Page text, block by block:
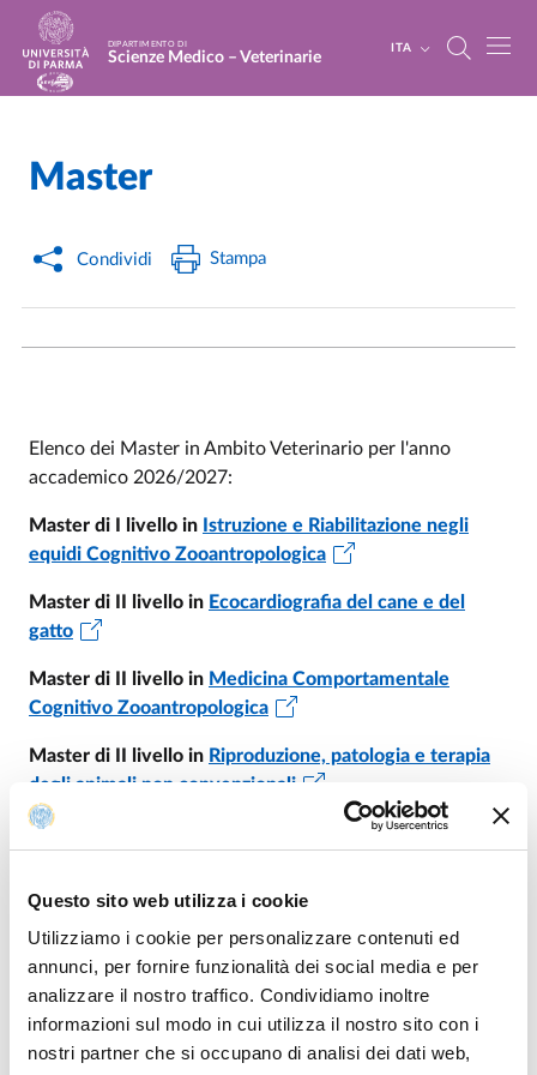
Questo sito web utilizza i cookie
Utilizziamo i cookie per personalizzare contenuti ed
annunci, per fornire funzionalità dei social media e per
analizzare il nostro traffico. Condividiamo inoltre
informazioni sul modo in cui utilizza il nostro sito con i
nostri partner che si occupano di analisi dei dati web,
Salta al contenuto principale
Skip to footer
DIPARTIMENTO DI
Scienze Medico – Veterinarie
ITA
Home /
Master
Condividi Stampa
Elenco dei Master in Ambito Veterinario per l'anno
accademico 2026/2027:
Master di I livello in Istruzione e Riabilitazione negli
equidi Cognitivo Zooantropologica
Master di II livello in Ecocardiografia del cane e del
gatto
Master di II livello in Medicina Comportamentale
Cognitivo Zooantropologica
Master di II livello in Riproduzione, patologia e terapia
degli animali non convenzionali
Master di Ateneo
Modificato il08/07/2026